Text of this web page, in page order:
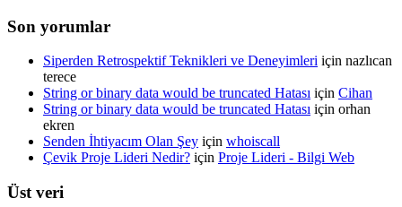
Son yorumlar
Siperden Retrospektif Teknikleri ve Deneyimleri için nazlıcan
terece
String or binary data would be truncated Hatası için Cihan
String or binary data would be truncated Hatası için orhan
ekren
Senden İhtiyacım Olan Şey için whoiscall
Çevik Proje Lideri Nedir? için Proje Lideri - Bilgi Web
Üst veri